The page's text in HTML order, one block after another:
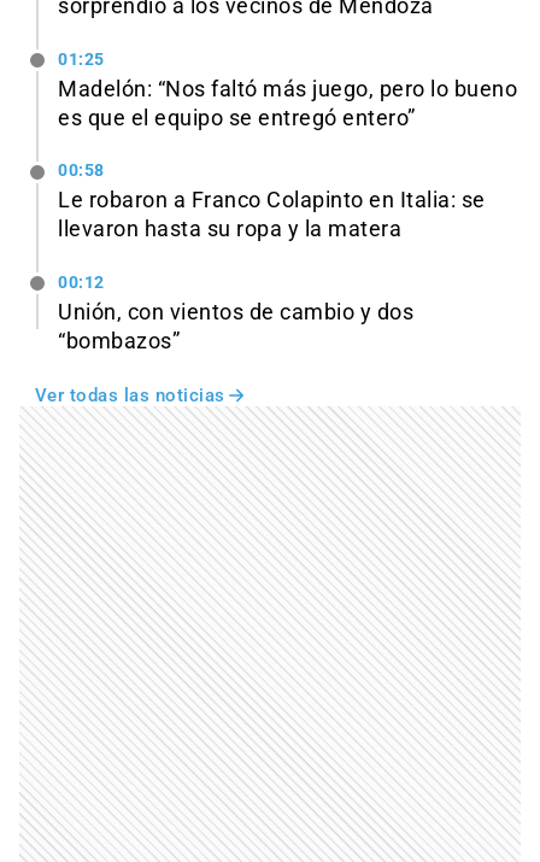
sorprendió a los vecinos de Mendoza
01:25
Madelón: “Nos faltó más juego, pero lo bueno
es que el equipo se entregó entero”
00:58
Le robaron a Franco Colapinto en Italia: se
llevaron hasta su ropa y la matera
00:12
Unión, con vientos de cambio y dos
“bombazos”
Ver todas las noticias